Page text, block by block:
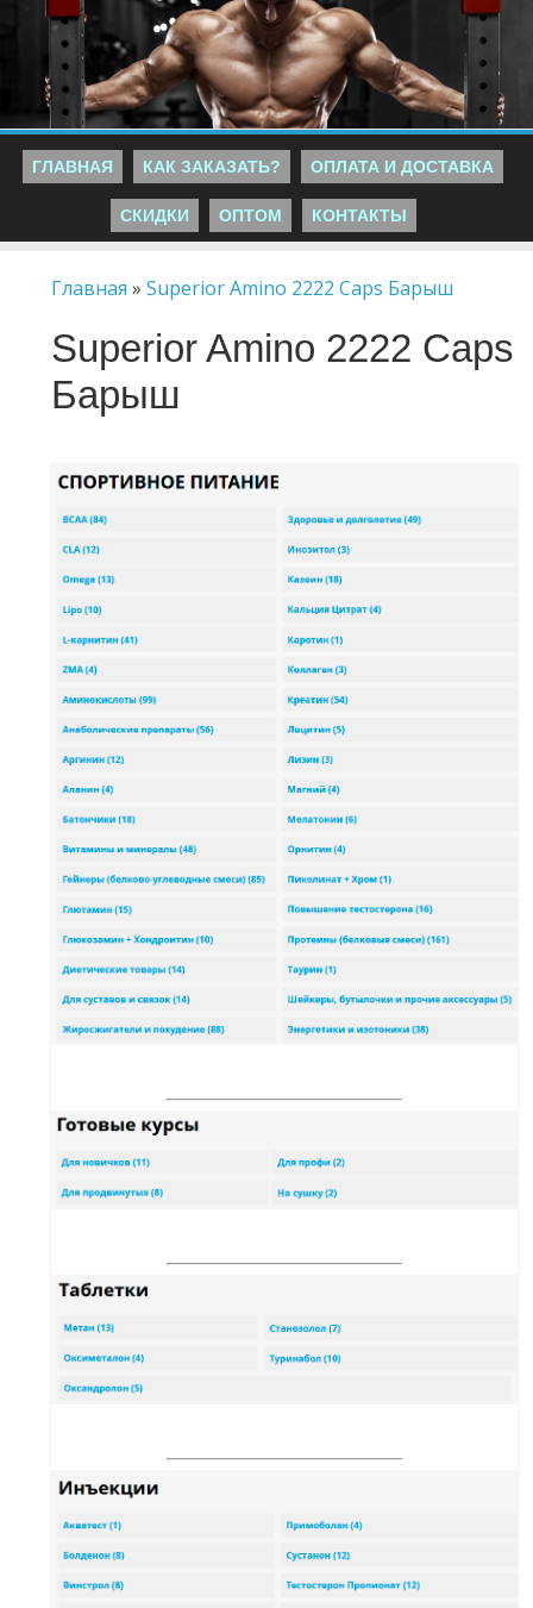
ГЛАВНАЯ КАК ЗАКАЗАТЬ? ОПЛАТА И ДОСТАВКА
СКИДКИ ОПТОМ КОНТАКТЫ
Главная »Superior Amino 2222 Caps Барыш
Superior Amino 2222 Caps
Барыш